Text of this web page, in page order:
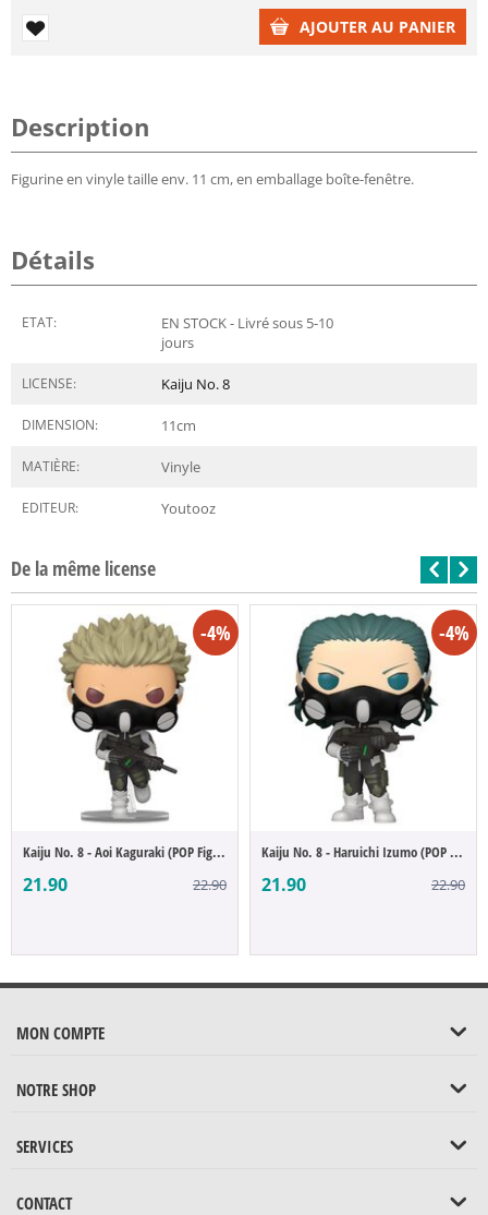
AJOUTER AU PANIER
Description
Figurine en vinyle taille env. 11 cm, en emballage boîte-fenêtre.
Détails
ETAT:
EN STOCK - Livré sous 5-10
jours
LICENSE: Kaiju No. 8
DIMENSION: 11cm
MATIÈRE: Vinyle
EDITEUR: Youtooz
De la même license
-4%
Kaiju No. 8 - Aoi Kaguraki (POP Figure)
21.90 22.90
-4%
Kaiju No. 8 - Haruichi Izumo (POP Figure)
21.90 22.90
MON COMPTE
NOTRE SHOP
SERVICES
CONTACT